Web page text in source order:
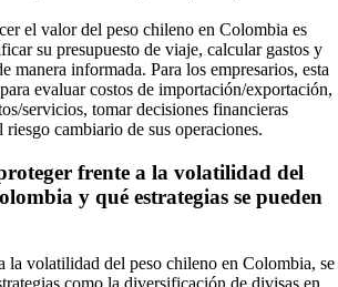
el valor del peso chileno en Colombia es
su presupuesto de viaje, calcular gastos y
manera informada. Para los empresarios, esta
evaluar costos de importación/exportación,
servicios, tomar decisiones financieras
riesgo cambiario de sus operaciones.
frente a la volatilidad del
y qué estrategias se pueden
la volatilidad del peso chileno en Colombia, se